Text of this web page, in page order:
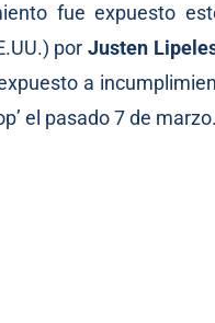
fue expuesto
por Justen
a
el pasado 7 de marzo.